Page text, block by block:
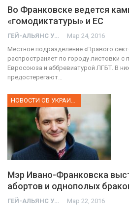
Во Франковске ведется
«гомодиктатуры» и ЕС
ГЕЙ-АЛЬЯНС УКРАИНА Мар 24, 2016
Местное подразделение «Правого
распространяет по городу листовки с
Евросоюза и аббревиатурой ЛГБТ. В
предостерегают…
Мэр Ивано-Франковска
абортов и однополых
ГЕЙ-АЛЬЯНС УКРАИНА Мар 22, 2016